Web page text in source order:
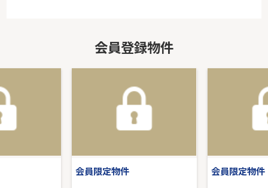
会員登録物件
会員限定物件 会員限定物件